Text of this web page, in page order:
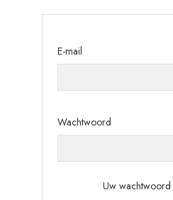
E-mail
Wachtwoord
Uw wachtwoord